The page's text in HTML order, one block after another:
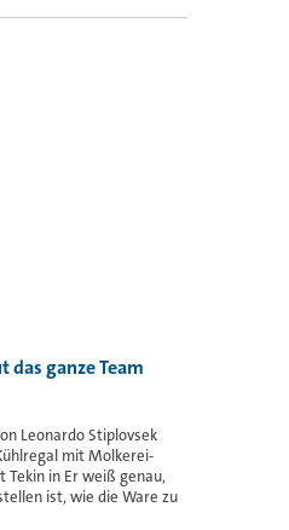
das ganze Team
LeonardoStiplovsek
mit Molkerei-
Tekin in Er weiß genau,
ist, wie die Ware zu